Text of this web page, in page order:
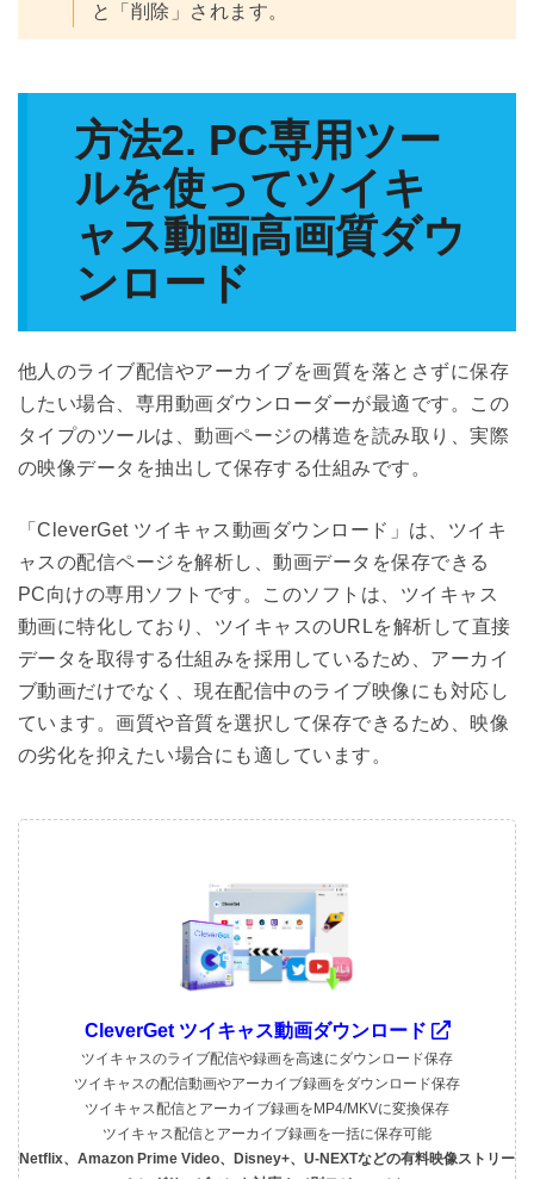
と「削除」されます。
方法2. PC専用ツー
ルを使ってツイキ
ャス動画高画質ダウ
ンロード
他人のライブ配信やアーカイブを画質を落とさずに保存
したい場合、専用動画ダウンローダーが最適です。この
タイプのツールは、動画ページの構造を読み取り、実際
の映像データを抽出して保存する仕組みです。
「CleverGet ツイキャス動画ダウンロード」は、ツイキ
ャスの配信ページを解析し、動画データを保存できる
PC向けの専用ソフトです。このソフトは、ツイキャス
動画に特化しており、ツイキャスのURLを解析して直接
データを取得する仕組みを採用しているため、アーカイ
ブ動画だけでなく、現在配信中のライブ映像にも対応し
ています。画質や音質を選択して保存できるため、映像
の劣化を抑えたい場合にも適しています。
CleverGet ツイキャス動画ダウンロード
ツイキャスのライブ配信や録画を高速にダウンロード保存
ツイキャスの配信動画やアーカイブ録画をダウンロード保存
ツイキャス配信とアーカイブ録画をMP4/MKVに変換保存
ツイキャス配信とアーカイブ録画を一括に保存可能
Netflix、Amazon Prime Video、Disney+、U-NEXTなどの有料映像ストリー